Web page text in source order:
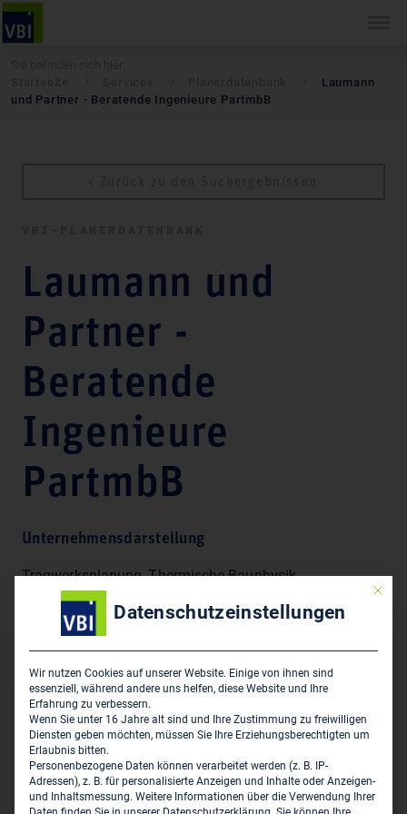
Laumann
und Partner - Beratende Ingenieure PartmbB
Laumann und
Partner -
Beratende
Ingenieure
PartmbB
Unternehmensdarstellung
Tragwerksplanung, Thermische Bauphysik,
Schallschutz, Schallschutz, Staatlich anerkannter
Sachverständiger für Schall- und Wärmeschutz,
Softwareentwicklung, Prüfingenieur für Baustatik
Hauptsitz des Unternehmens
Laumann und Partner - Beratende Ingenieure PartmbB
Schüttenrode 56
D-48282 Emsdetten
Mit
Datenschutzeinstellungen
Wir nutzen Cookies auf unserer Website. Einige von ihnen sind
essenziell, während andere uns helfen, diese Website und Ihre
Erfahrung zu verbessern.
Wenn Sie unter 16 Jahre alt sind und Ihre Zustimmung zu freiwilligen
Diensten geben möchten, müssen Sie Ihre Erziehungsberechtigten um
Erlaubnis bitten.
Personenbezogene Daten können verarbeitet werden (z. B. IP-
Adressen), z. B. für personalisierte Anzeigen und Inhalte oder Anzeigen-
und Inhaltsmessung. Weitere Informationen über die Verwendung Ihrer